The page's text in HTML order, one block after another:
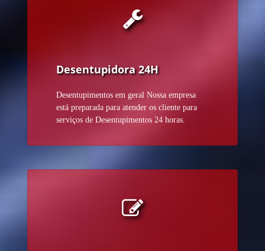
Desentupidora 24H
Desentupimentos em geral Nossa empresa
está preparada para atender os cliente para
serviços de Desentupimentos 24 horas.